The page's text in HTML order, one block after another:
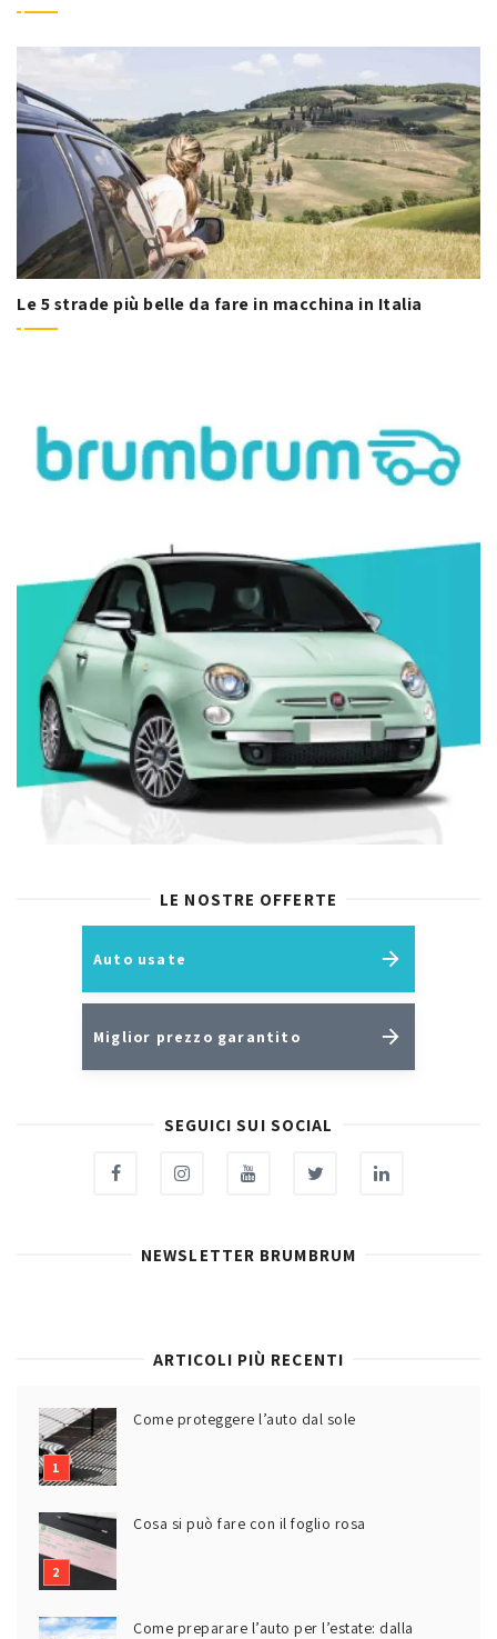
Le 5 strade più belle da fare in macchina in Italia
LE NOSTRE OFFERTE
Auto usate
Miglior prezzo garantito
SEGUICI SUI SOCIAL
NEWSLETTER BRUMBRUM
ARTICOLI PIÙ RECENTI
Come proteggere l’auto dal sole
Cosa si può fare con il foglio rosa
Come preparare l’auto per l’estate: dalla